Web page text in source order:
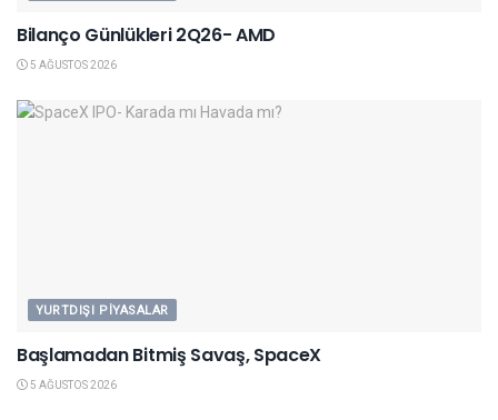
Bilanço Günlükleri 2Q26- AMD
5 AĞUSTOS 2026
YURTDIŞI PIYASALAR
Başlamadan Bitmiş Savaş, SpaceX
5 AĞUSTOS 2026